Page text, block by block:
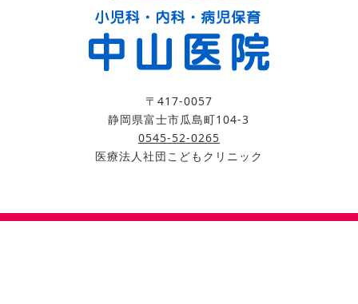
〒417-0057
静岡県富士市瓜島町104-3
0545-52-0265
医療法人社団こどもクリニック